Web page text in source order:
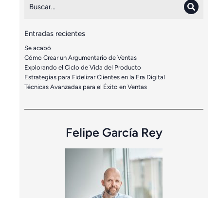
Entradas recientes
Se acabó
Cómo Crear un Argumentario de Ventas
Explorando el Ciclo de Vida del Producto
Estrategias para Fidelizar Clientes en la Era Digital
Técnicas Avanzadas para el Éxito en Ventas
Felipe García Rey